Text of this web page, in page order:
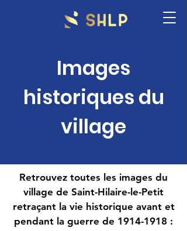
Images
historiques du
village
Retrouvez toutes les images du
village de Saint-Hilaire-le-Petit
retraçant la vie historique avant et
pendant la guerre de 1914-1918 :